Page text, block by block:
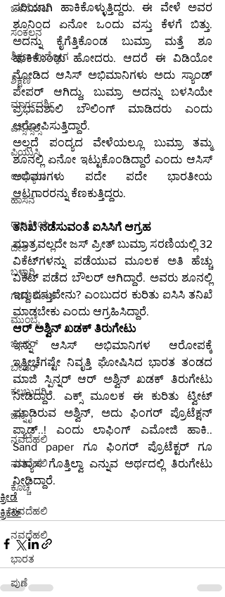
ಒಳನೋಟ
ಸಂಕಲನ
ಶಿಕ್ಷಣ-ಉದ್ಯೋಗ
ಶಿಕ್ಷಣ
ಮಾರ್ಗದರ್ಶಿ
ಎಸ್ಸೆಸ್ಸೆಲ್ಸಿ
ಪಿಯುಸಿ
ಉದ್ಯೋಗ
ಹಾಸನ
ರಾಜಕೀಯ
ದೇಶ
ಬಳ್ಳಾರಿ
ಗಡಚಿರೋಲಿ
ಮುಂಬೈ
ಬೀದರ್
ಬೀದರ್
ಕಲಬುರಗಿ
ಚೆನ್ನೈ
ನವದೆಹಲಿ
ನವದೆಹಲಿ
ಕೊಚ್ಚಿ
ನವದೆಹಲಿ
ನವದೆಹಲಿ
ಭಾರತ
ಪುಣೆ
ಸರಿಯಾಗಿ ಹಾಕಿಕೊಳ್ಳುತ್ತಿದ್ದರು. ಈ ವೇಳೆ ಅವರ
ಶೂನಿಂದ ಏನೋ ಒಂದು ವಸ್ತು ಕೆಳಗೆ ಬಿತ್ತು.
ಅದನ್ನು ಕೈಗೆತ್ತಿಕೊಂಡ ಬುಮ್ರಾ ಮತ್ತೆ ಶೂ
ಹಾಕಿಕೊಂಡು ಹೋದರು. ಆದರೆ ಈ ವಿಡಿಯೋ
ನೋಡಿದ ಆಸಿಸ್ ಅಭಿಮಾನಿಗಳು ಅದು ಸ್ಯಾಂಡ್
ಪೇಪರ್ ಆಗಿದ್ದು, ಬುಮ್ರಾ ಅದನ್ನು ಬಳಸಿಯೇ
ಪ್ರಭಾವಶಾಲಿ ಬೌಲಿಂಗ್ ಮಾಡಿದರು ಎಂದು
ಆರೋಪಿಸುತ್ತಿದ್ದಾರೆ.
ಅಲ್ಲದೆ ಪಂದ್ಯದ ವೇಳೆಯಲ್ಲೂ ಬುಮ್ರಾ ತಮ್ಮ
ಶೂನಲ್ಲಿ ಏನೋ ಇಟ್ಟುಕೊಂಡಿದ್ದಾರೆ ಎಂದು ಆಸಿಸ್
ಅಭಿಮಾಗಳು ಪದೇ ಪದೇ ಭಾರತೀಯ
ಆಟಗಾರರನ್ನು ಕೆಣಕುತ್ತಿದ್ದರು.
ತನಿಖೆ ನಡೆಸುವಂತೆ ಐಸಿಸಿಗೆ ಆಗ್ರಹ
ಮಾತ್ರವಲ್ಲದೇ ಜಸ್ ಪ್ರೀತ್ ಬುಮ್ರಾ ಸರಣಿಯಲ್ಲಿ 32
ವಿಕೆಟ್‌ಗಳನ್ನು ಪಡೆಯುವ ಮೂಲಕ ಅತಿ ಹೆಚ್ಚು
ವಿಕೆಟ್ ಪಡೆದ ಬೌಲರ್ ಆಗಿದ್ದಾರೆ. ಅವರು ಶೂನಲ್ಲಿ
ಇದ್ದ ವಸ್ತುವೇನು? ಎಂಬುದರ ಕುರಿತು ಐಸಿಸಿ ತನಿಖೆ
ಮಾಡಬೇಕು ಎಂದು ಆಗ್ರಹಿಸಿದ್ದಾರೆ.
ಆರ್ ಅಶ್ವಿನ್ ಖಡಕ್ ತಿರುಗೇಟು
ಇನ್ನು ಆಸಿಸ್ ಅಭಿಮಾನಿಗಳ ಆರೋಪಕ್ಕೆ
ಇತ್ತೀಚೆಗಷ್ಟೇ ನಿವೃತ್ತಿ ಘೋಷಿಸಿದ ಭಾರತ ತಂಡದ
ಮಾಜಿ ಸ್ಪಿನ್ನರ್ ಆರ್ ಅಶ್ವಿನ್ ಖಡಕ್ ತಿರುಗೇಟು
ನೀಡಿದ್ದಾರೆ. ಎಕ್ಸ್ ಮೂಲಕ ಈ ಕುರಿತು ಟ್ವೀಟ್
ಮಾಡಿರುವ ಅಶ್ವಿನ್, ಅದು ಫಿಂಗರ್ ಪ್ರೊಟೆಕ್ಷನ್
ಪ್ಯಾಡ್..! ಎಂದು ಲಾಫಿಂಗ್ ಎಮೋಜಿ ಹಾಕಿ..
Sand paper ಗೂ ಫಿಂಗರ್ ಪ್ರೊಟೆಕ್ಟರ್ ಗೂ
ವತ್ಯಾಸ ಗೊತ್ತಿಲ್ವಾ ಎನ್ನುವ ಅರ್ಥದಲ್ಲಿ ತಿರುಗೇಟು
ನೀಡಿದ್ದಾರೆ.
ಕ್ರೀಡೆ
ಕ್ರಿಕೆಟ್